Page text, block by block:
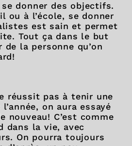
se donner des objectifs.
ou à l’école, se donner
est sain et permet
Tout ça dans le but
de la personne qu’on
réussit pas à tenir une
on aura essayé
nouveau! C’est comme
dans la vie, avec
On pourra toujours